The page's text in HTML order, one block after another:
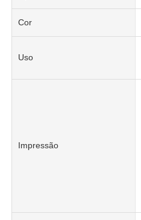
Cor
Uso
Impressão